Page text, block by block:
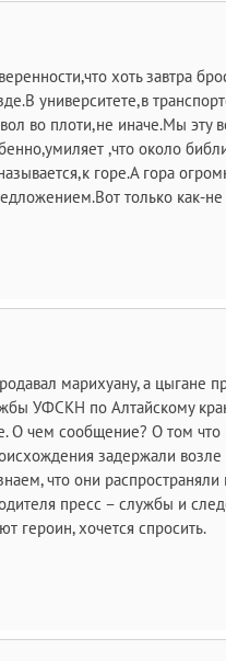
хоть завтра
университете,в
во плоти,не иначе.Мы эту
,что около
горе.А гора
только как-
марихуану, а цыгане
УФСКН по Алтайскому
О чем сообщение? О том
задержали
что они распространяли
пресс – службы и
героин, хочется спросить.